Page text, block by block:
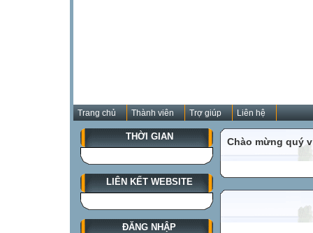
Trang chủ Thành viên Trợ giúp Liên hệ
THỜI GIAN
LIÊN KẾT WEBSITE
ĐĂNG NHẬP
Chào mừng quý